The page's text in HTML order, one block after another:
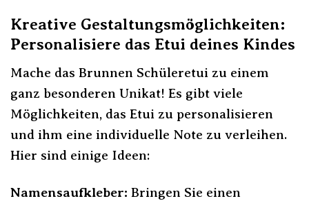
Kreative Gestaltungsmöglichkeiten:
Personalisiere das Etui deines Kindes
Mache das Brunnen Schüleretui zu einem
ganz besonderen Unikat! Es gibt viele
Möglichkeiten, das Etui zu personalisieren
und ihm eine individuelle Note zu verleihen.
Hier sind einige Ideen:
Namensaufkleber: Bringen Sie einen